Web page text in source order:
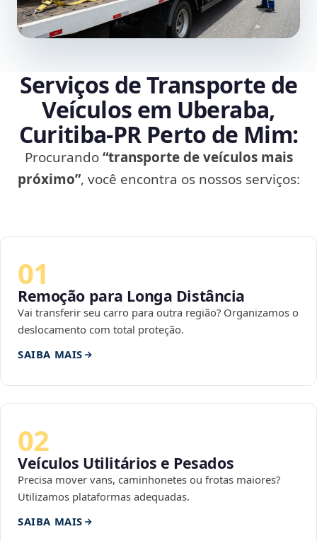
Serviços de Transporte de
Veículos em Uberaba,
Curitiba‑PR Perto de Mim:
Procurando“transporte de veículos mais
próximo”, você encontra os nossos serviços:
01
Remoção para Longa Distância
Vai transferir seu carro para outra região? Organizamos o
deslocamento com total proteção.
SAIBA MAIS
02
Veículos Utilitários e Pesados
Precisa mover vans, caminhonetes ou frotas maiores?
Utilizamos plataformas adequadas.
SAIBA MAIS